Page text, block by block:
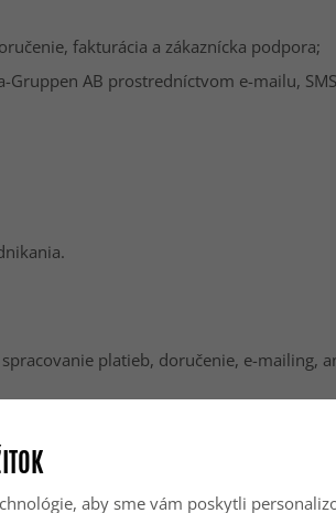
fakturácia a zákaznícka podpora;
AB prostredníctvom e-mailu,
platieb, doručenie, e-
aby sme vám poskytli